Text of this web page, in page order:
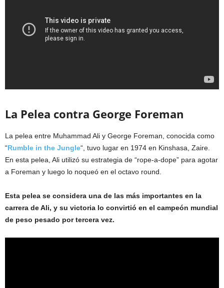
La Pelea contra George Foreman
La pelea entre Muhammad Ali y George Foreman, conocida como
“Rumble in the Jungle“, tuvo lugar en 1974 en Kinshasa, Zaire.
En esta pelea, Ali utilizó su estrategia de “rope-a-dope” para agotar
a Foreman y luego lo noqueó en el octavo round.
Esta pelea se considera una de las más importantes en la
carrera de Ali, y su victoria lo convirtió en el campeón mundial
de peso pesado por tercera vez.